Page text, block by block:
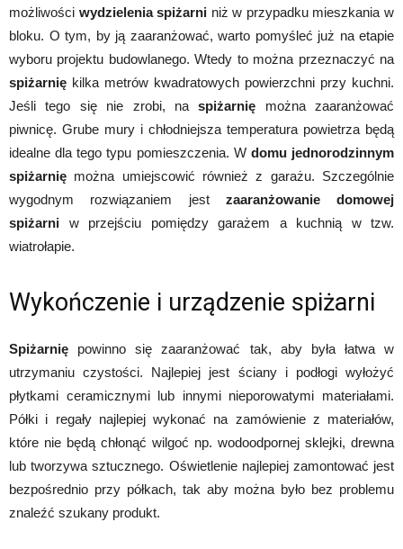
możliwości wydzielenia spiżarni niż w przypadku mieszkania w
bloku. O tym, by ją zaaranżować, warto pomyśleć już na etapie
wyboru projektu budowlanego. Wtedy to można przeznaczyć na
spiżarnię kilka metrów kwadratowych powierzchni przy kuchni.
Jeśli tego się nie zrobi, naspiżarnię można zaaranżować
piwnicę. Grube mury i chłodniejsza temperatura powietrza będą
idealne dla tego typu pomieszczenia. W domu jednorodzinnym
spiżarnię można umiejscowić również z garażu. Szczególnie
wygodnym rozwiązaniem jest zaaranżowanie domowej
spiżarni w przejściu pomiędzy garażem a kuchnią w tzw.
wiatrołapie.
Wykończenie i urządzenie spiżarni
Spiżarnię powinno się zaaranżować tak, aby była łatwa w
utrzymaniu czystości. Najlepiej jest ściany i podłogi wyłożyć
płytkami ceramicznymi lub innymi nieporowatymi materiałami.
Półki i regały najlepiej wykonać na zamówienie z materiałów,
które nie będą chłonąć wilgoć np. wodoodpornej sklejki, drewna
lub tworzywa sztucznego. Oświetlenie najlepiej zamontować jest
bezpośrednio przy półkach, tak aby można było bez problemu
znaleźć szukany produkt.